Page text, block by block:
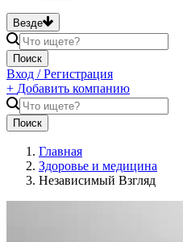
Везде
Поиск
Вход / Регистрация
+ Добавить компанию
Поиск
Главная
Здоровье и медицина
Независимый Взгляд